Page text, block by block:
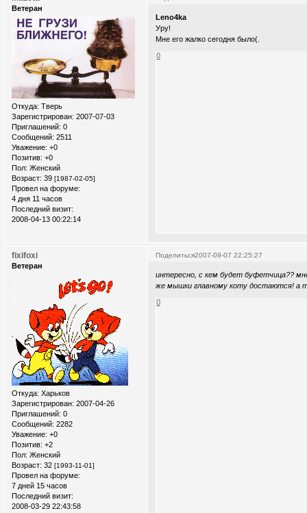
Ветеран
Откуда: Тверь
Зарегистрирован: 2007-07-03
Приглашений: 0
Сообщений: 2511
Уважение: +0
Позитив: +0
Пол: Женский
Возраст: 39 [1987-02-05]
Провел на форуме:
4 дня 11 часов
Последний визит:
2008-04-13 00:22:14
Leno4ka
Уру!
Мне его жалко сегодня было(.
0
Поделиться2007-09-07 22:25:27
fixifoxi
Ветеран
Откуда: Xарьков
Зарегистрирован: 2007-04-26
Приглашений: 0
Сообщений: 2282
Уважение: +0
Позитив: +2
Пол: Женский
Возраст: 32 [1993-11-01]
Провел на форуме:
7 дней 15 часов
Последний визит:
2008-03-29 22:43:58
интересно, с кем будет буфетчица??
же мышки главному коту достаются! а
0